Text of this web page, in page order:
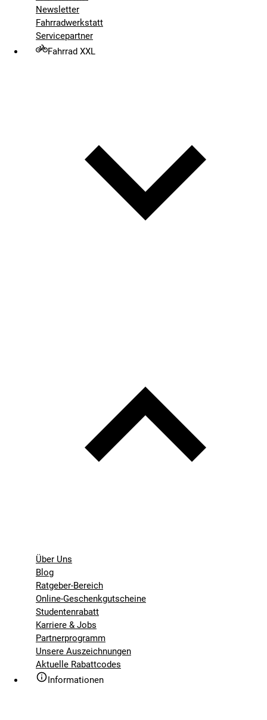
Newsletter
Fahrradwerkstatt
Servicepartner
Fahrrad XXL
Über Uns
Blog
Ratgeber-Bereich
Online-Geschenkgutscheine
Studentenrabatt
Karriere & Jobs
Partnerprogramm
Unsere Auszeichnungen
Aktuelle Rabattcodes
Informationen